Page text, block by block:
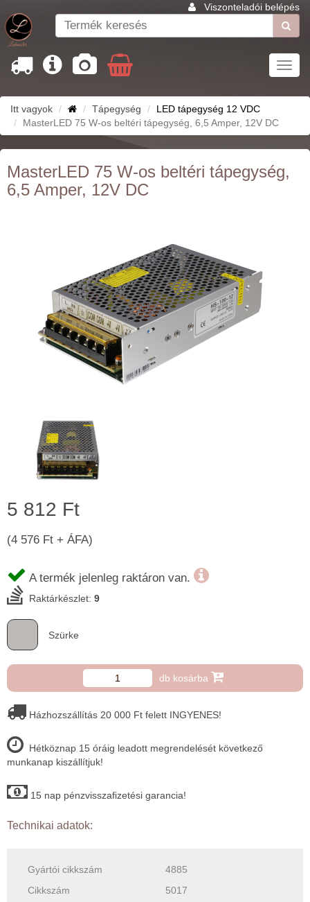
Viszonteladói belépés
Itt vagyok Tápegység
LED tápegység 12 VDC
MasterLED 75 W-os beltéri tápegység, 6,5 Amper, 12V DC
MasterLED 75 W-os beltéri tápegység,
6,5 Amper, 12V DC
5 812 Ft
(4 576 Ft + ÁFA)
A termék jelenleg raktáron van.
Raktárkészlet: 9
Szürke
db kosárba
Házhozszállítás 20 000 Ft felett INGYENES!
Hétköznap 15 óráig leadott megrendelését következő
munkanap kiszállítjuk!
15 nap pénzvisszafizetési garancia!
Technikai adatok:
Gyártói cikkszám
4885
Cikkszám
5017